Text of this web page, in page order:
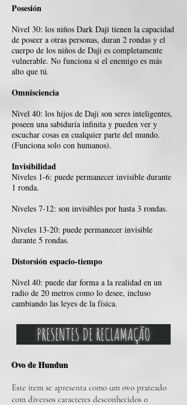
Posesión
Nivel 30: los niños Dark Daji tienen la capacidad
de poseer a otras personas, duran 2 rondas y el
cuerpo de los niños de Daji es completamente
vulnerable. No funciona si el enemigo es más
alto que tú.
Omnisciencia
Nivel 40: los hijos de Daji son seres inteligentes,
poseen una sabiduría infinita y pueden ver y
escuchar cosas en cualquier parte del mundo.
(Funciona solo con humanos).
Invisibilidad
Niveles 1-6: puede permanecer invisible durante
1 ronda.
Niveles 7-12: son invisibles por hasta 3 rondas.
Niveles 13-20: puede permanecer invisible
durante 5 rondas.
Distorsión espacio-tiempo
Nivel 40: puede dar forma a la realidad en un
radio de 20 metros como lo desee, incluso
cambiando las leyes de la física.
PRESENTES DE RECLAMAÇÃO
Ovo de Hundun
Este item se apresenta como um ovo prateado
com diversos caracteres desconhecidos o